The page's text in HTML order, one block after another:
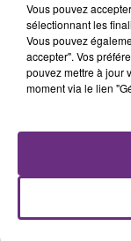
Four To The
Vous pouvez
sélectionnant les
Vous pouvez
accepter". Vos
pouvez mettre à jour
moment via le lien